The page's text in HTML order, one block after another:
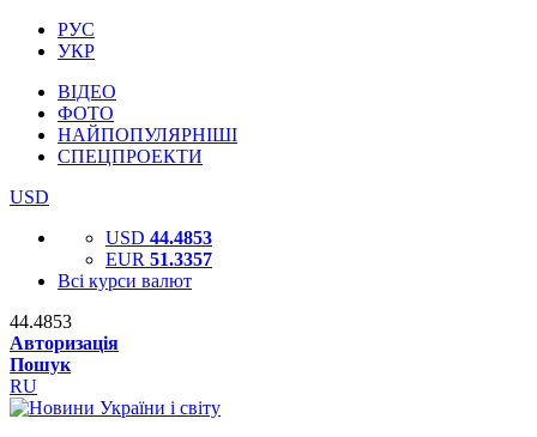
РУС
УКР
ВІДЕО
ФОТО
НАЙПОПУЛЯРНІШІ
СПЕЦПРОЕКТИ
USD
USD 44.4853
EUR 51.3357
Всі курси валют
44.4853
Авторизація
Пошук
RU